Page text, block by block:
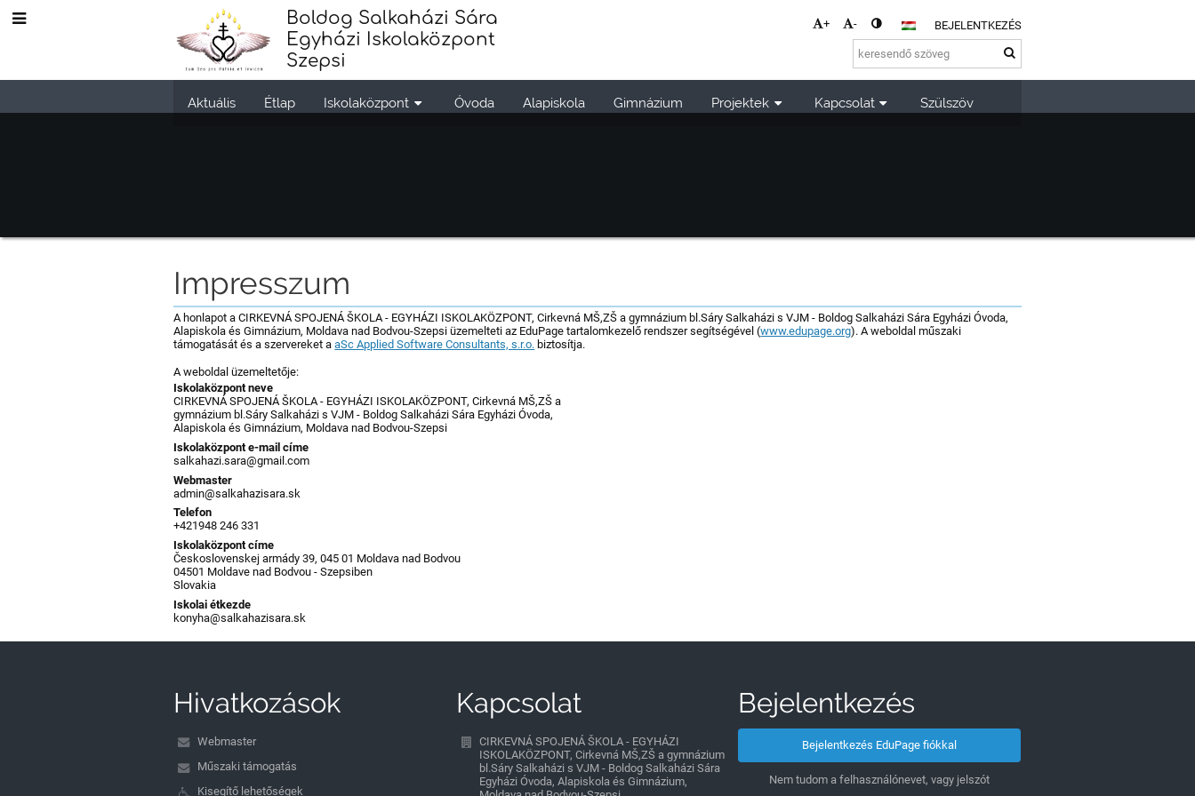
Boldog Salkaházi Sára
Egyházi Iskolaközpont
Szepsi
+ - BEJELENTKEZÉS
Aktuális Étlap Iskolaközpont Óvoda Alapiskola Gimnázium Projektek Kapcsolat Szülszöv
Impresszum
Impresszum
A honlapot a CIRKEVNÁ SPOJENÁ ŠKOLA - EGYHÁZI ISKOLAKÖZPONT, Cirkevná MŠ,ZŠ a gymnázium bl.Sáry Salkaházi s VJM - Boldog Salkaházi Sára Egyházi Óvoda,
Alapiskola és Gimnázium, Moldava nad Bodvou-Szepsi üzemelteti az EduPage tartalomkezelő rendszer segítségével (www.edupage.org). A weboldal műszaki
támogatását és a szervereket aaSc Applied Software Consultants, s.r.o. biztosítja.
A weboldal üzemeltetője:
Iskolaközpont neve
CIRKEVNÁ SPOJENÁ ŠKOLA - EGYHÁZI ISKOLAKÖZPONT, Cirkevná MŠ,ZŠ a
gymnázium bl.Sáry Salkaházi s VJM - Boldog Salkaházi Sára Egyházi Óvoda,
Alapiskola és Gimnázium, Moldava nad Bodvou-Szepsi
Iskolaközpont e-mail címe
salkahazi.sara@gmail.com
Webmaster
admin@salkahazisara.sk
Telefon
+421948 246 331
Iskolaközpont címe
Československej armády 39, 045 01 Moldava nad Bodvou
04501 Moldave nad Bodvou - Szepsiben
Slovakia
Iskolai étkezde
konyha@salkahazisara.sk
Hivatkozások
Webmaster
Műszaki támogatás
Kisegítő lehetőségek
Kapcsolat
CIRKEVNÁ SPOJENÁ ŠKOLA - EGYHÁZI
ISKOLAKÖZPONT, Cirkevná MŠ,ZŠ a gymnázium
bl.Sáry Salkaházi s VJM - Boldog Salkaházi Sára
Egyházi Óvoda, Alapiskola és Gimnázium,
Bejelentkezés
Bejelentkezés EduPage fiókkal
Nem tudom a felhasználónevet, vagy jelszót